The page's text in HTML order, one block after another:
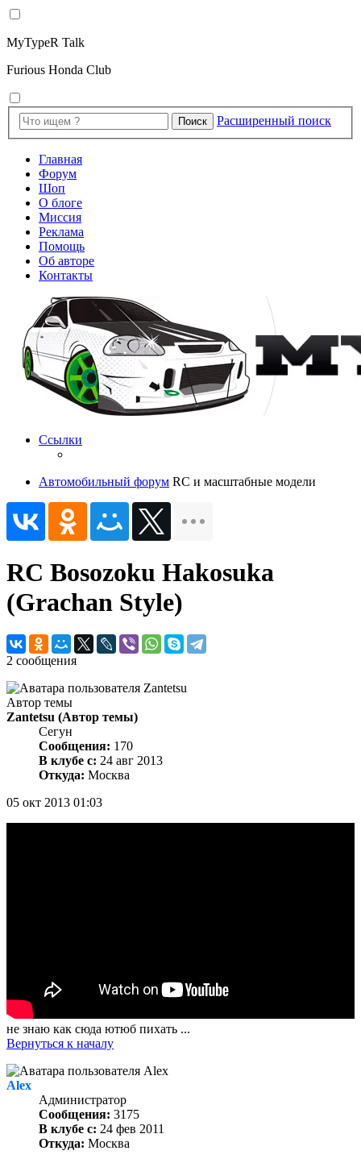
MyTypeR Talk
Furious Honda Club
Поиск Расширенный поиск
Главная
Форум
Шоп
О блоге
Миссия
Реклама
Помощь
Об авторе
Контакты
Ссылки
Автомобильный форум RC и масштабные модели
RC Bosozoku Hakosuka
(Grachan Style)
2 сообщения
Автор темы
Zantetsu (Автор темы)
Сегун
Сообщения: 170
В клубе с: 24 авг 2013
Откуда: Москва
05 окт 2013 01:03
не знаю как сюда ютюб пихать ...
Вернуться к началу
Alex
Администратор
Сообщения: 3175
В клубе с: 24 фев 2011
Откуда: Москва